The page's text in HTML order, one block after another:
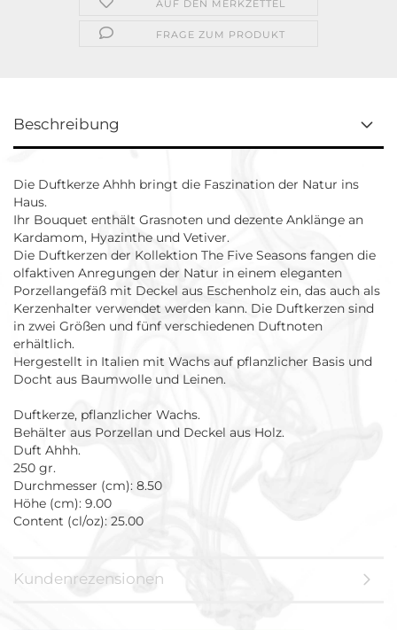
AUF DEN MERKZETTEL
FRAGE ZUM PRODUKT
Beschreibung
Die Duftkerze Ahhh bringt die Faszination der Natur ins
Haus.
Ihr Bouquet enthält Grasnoten und dezente Anklänge an
Kardamom, Hyazinthe und Vetiver.
Die Duftkerzen der Kollektion The Five Seasons fangen die
olfaktiven Anregungen der Natur in einem eleganten
Porzellangefäß mit Deckel aus Eschenholz ein, das auch als
Kerzenhalter verwendet werden kann. Die Duftkerzen sind
in zwei Größen und fünf verschiedenen Duftnoten
erhältlich.
Hergestellt in Italien mit Wachs auf pflanzlicher Basis und
Docht aus Baumwolle und Leinen.
Duftkerze, pflanzlicher Wachs.
Behälter aus Porzellan und Deckel aus Holz.
Duft Ahhh.
250 gr.
Durchmesser (cm): 8.50
Höhe (cm): 9.00
Content (cl/oz): 25.00
Kundenrezensionen